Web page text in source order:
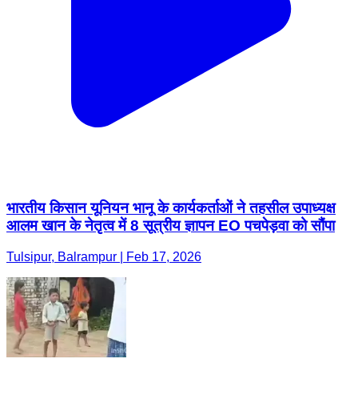
भारतीय किसान यूनियन भानू के कार्यकर्ताओं ने तहसील उपाध्यक्ष
आलम खान के नेतृत्व में 8 सूत्रीय ज्ञापन EO पचपेड़वा को सौंपा
Tulsipur, Balrampur | Feb 17, 2026